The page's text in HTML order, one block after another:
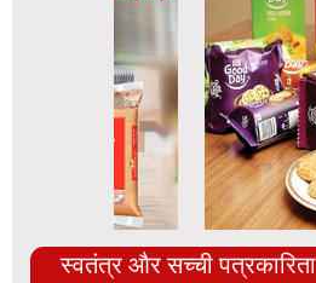
स्वतंत्र और सच्ची